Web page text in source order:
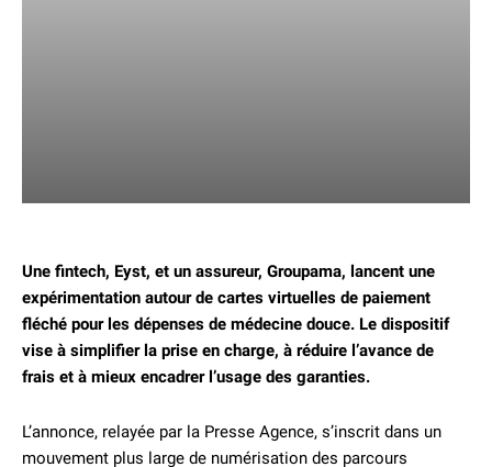
Une fintech, Eyst, et un assureur, Groupama, lancent une
expérimentation autour de cartes virtuelles de paiement
fléché pour les dépenses de médecine douce. Le dispositif
vise à simplifier la prise en charge, à réduire l’avance de
frais et à mieux encadrer l’usage des garanties.
L’annonce, relayée par la Presse Agence, s’inscrit dans un
mouvement plus large de numérisation des parcours